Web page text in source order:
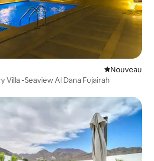
Nouvel
Nouveau
Villa -Seaview Al Dana Fujairah